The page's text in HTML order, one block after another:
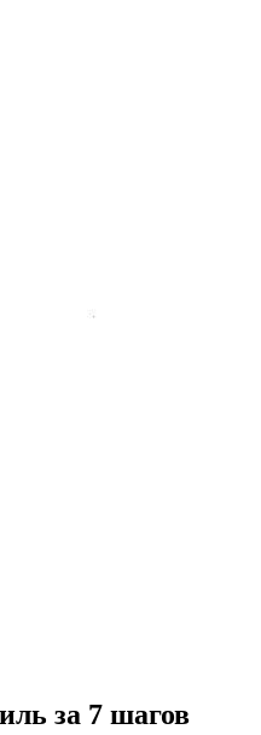
за 7 шагов